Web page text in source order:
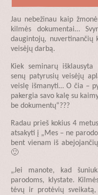
Jau nebežinau kaip
kilmės dokumentai…
daugintojų, nuvertinančių
veisėjų darbą.
Kiek seminarų
senų patyrusių veisėjų
veislę išmanyti… O čia –
pakergia savo kalę su
be dokumentų“???
Radau prieš kokius 4
atsakyti į „Mes – ne
bent vienam iš
🙂
„Jei manote, kad
parodoms, klystate.
tėvų ir protėvių